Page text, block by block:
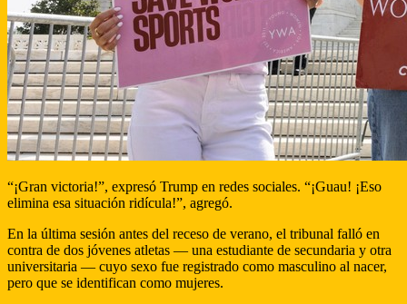
“¡Gran victoria!”, expresó Trump en redes sociales. “¡Guau! ¡Eso
elimina esa situación ridícula!”, agregó.
En la última sesión antes del receso de verano, el tribunal falló en
contra de dos jóvenes atletas — una estudiante de secundaria y otra
universitaria — cuyo sexo fue registrado como masculino al nacer,
pero que se identifican como mujeres.